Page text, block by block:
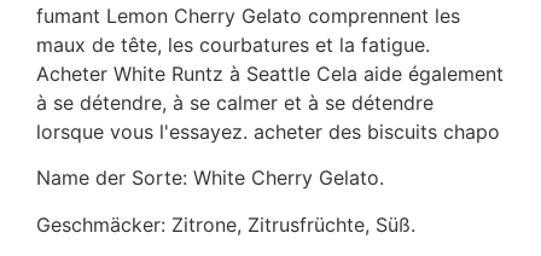
fumant Lemon Cherry Gelato comprennent les
maux de tête, les courbatures et la fatigue.
Acheter White Runtz à Seattle Cela aide également
à se détendre, à se calmer et à se détendre
lorsque vous l'essayez. acheter des biscuits chapo
Name der Sorte: White Cherry Gelato.
Geschmäcker: Zitrone, Zitrusfrüchte, Süß.